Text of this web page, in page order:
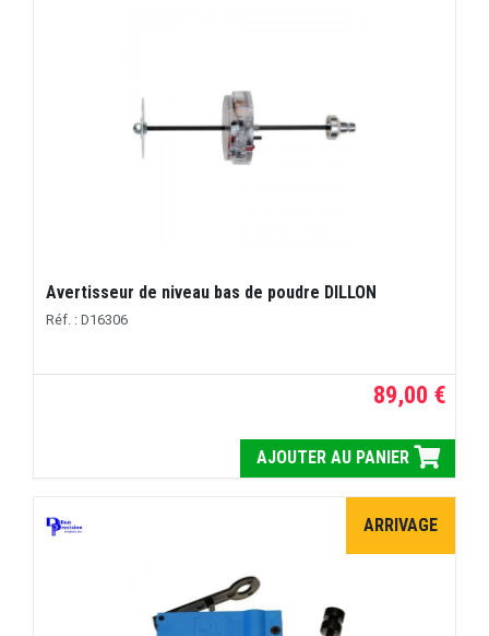
Avertisseur de niveau bas de poudre DILLON
Réf. : D16306
89,00 €
AJOUTER AU PANIER
ARRIVAGE